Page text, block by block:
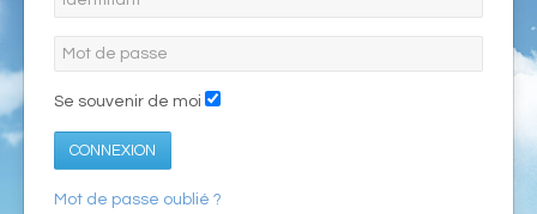
Se souvenir de moi
CONNEXION
Mot de passe oublié ?